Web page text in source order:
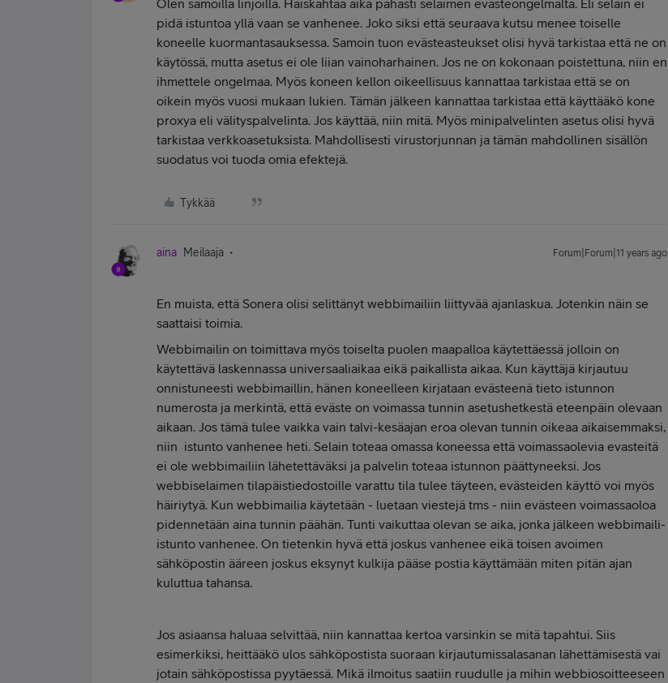
Olen samoilla linjoilla. Haiskahtaa aika pahasti selaimen evästeongelmalta. Eli selain ei
pidä istuntoa yllä vaan se vanhenee. Joko siksi että seuraava kutsu menee toiselle
koneelle kuormantasauksessa. Samoin tuon evästeasteukset olisi hyvä tarkistaa että ne on
käytössä, mutta asetus ei ole liian vainoharhainen. Jos ne on kokonaan poistettuna, niin en
ihmettele ongelmaa. Myös koneen kellon oikeellisuus kannattaa tarkistaa että se on
oikein myös vuosi mukaan lukien. Tämän jälkeen kannattaa tarkistaa että käyttääkö kone
proxya eli välityspalvelinta. Jos käyttää, niin mitä. Myös minipalvelinten asetus olisi hyvä
tarkistaa verkkoasetuksista. Mahdollisesti virustorjunnan ja tämän mahdollinen sisällön
suodatus voi tuoda omia efektejä.
Tykkää
aina Meilaaja Forum|Forum|11 years ago
En muista, että Sonera olisi selittänyt webbimailiin liittyvää ajanlaskua. Jotenkin näin se
saattaisi toimia.
Webbimailin on toimittava myös toiselta puolen maapalloa käytettäessä jolloin on
käytettävä laskennassa universaaliaikaa eikä paikallista aikaa. Kun käyttäjä kirjautuu
onnistuneesti webbimaillin, hänen koneelleen kirjataan evästeenä tieto istunnon
numerosta ja merkintä, että eväste on voimassa tunnin asetushetkestä eteenpäin olevaan
aikaan. Jos tämä tulee vaikka vain talvi-kesäajan eroa olevan tunnin oikeaa aikaisemmaksi,
niin istunto vanhenee heti. Selain toteaa omassa koneessa että voimassaolevia evasteitä
ei ole webbimailiin lähetettäväksi ja palvelin toteaa istunnon päättyneeksi. Jos
webbiselaimen tilapäistiedostoille varattu tila tulee täyteen, evästeiden käyttö voi myös
häiriytyä. Kun webbimailia käytetään - luetaan viestejä tms - niin evästeen voimassaoloa
pidennetään aina tunnin päähän. Tunti vaikuttaa olevan se aika, jonka jälkeen webbimaili-
istunto vanhenee. On tietenkin hyvä että joskus vanhenee eikä toisen avoimen
sähköpostin ääreen joskus eksynyt kulkija pääse postia käyttämään miten pitän ajan
kuluttua tahansa.
Jos asiaansa haluaa selvittää, niin kannattaa kertoa varsinkin se mitä tapahtui. Siis
esimerkiksi, heittääkö ulos sähköpostista suoraan kirjautumissalasanan lähettämisestä vai
jotain sähköpostissa pyytäessä. Mikä ilmoitus saatiin ruudulle ja mihin webbiosoitteeseen